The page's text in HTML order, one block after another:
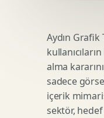
Kurumsal Logo Yenileme
Aydın Grafik
alma
sadece
içerik
sektör,